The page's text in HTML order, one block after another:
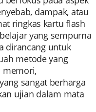
dampak, atau
ringkas kartu flash
yang sempurna
dirancang untuk
metode yang
memori,
sangat berharga
ujian dalam mata